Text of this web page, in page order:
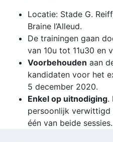
Locatie: Stade G.
Braine l’Alleud.
De trainingen gaan
van 10u tot 11u30 en
Voorbehouden aan
kandidaten voor het
5 december 2020.
Enkel op uitnodiging.
persoonlijk
één van beide sessies.